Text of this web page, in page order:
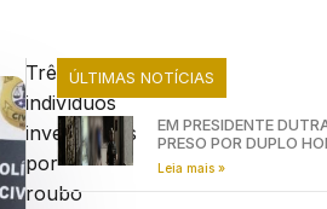
Três
indivíduos
investigados
por
roubo
ÚLTIMAS NOTÍCIAS
EM PRESIDENTE
PRESO POR DUPLO
Leia mais »